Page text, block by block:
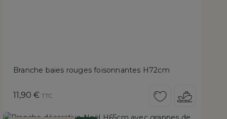
Branche baies rouges foisonnantes H72cm
Prix
11,90 € TTC